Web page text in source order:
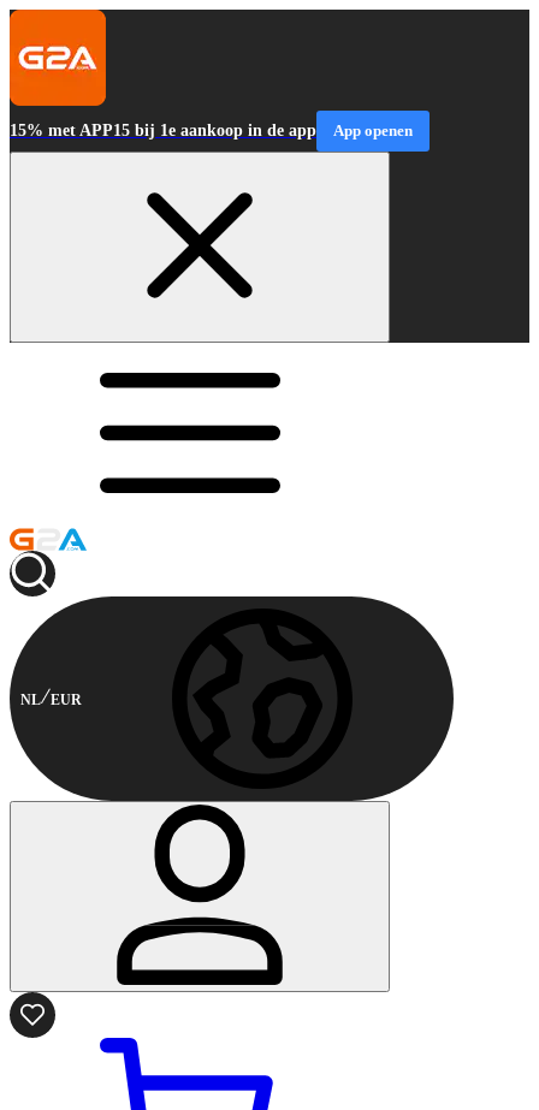
15% met APP15 bij 1e aankoop in de app App openen
NL EUR